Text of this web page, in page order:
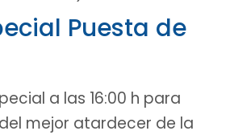
Puesta de
a las 16:00 h para
mejor atardecer de la